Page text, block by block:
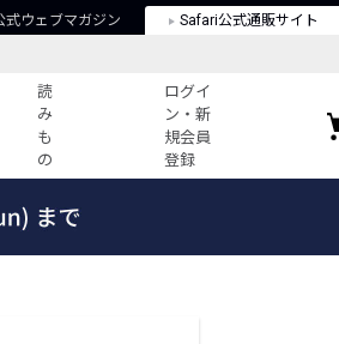
式ウェブマガジン Safari公式通販サイト
読
み
も
の
ログイ
ン・新
規会員
登録
お